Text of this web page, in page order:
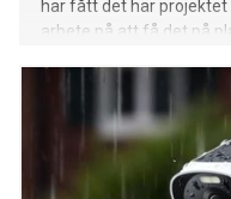
har fått det här projektet
arbete på att få det på